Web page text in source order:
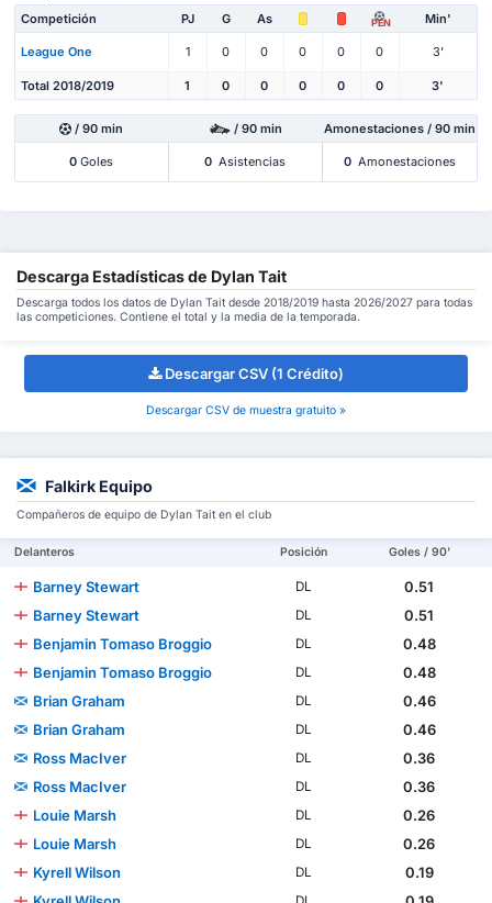
Competición PJ G As PEN Min'
League One 1 0 0 0 0 0 3'
Total 2018/2019 1 0 0 0 0 0 3'
/ 90 min / 90 min Amonestaciones / 90 min
0 Goles 0 Asistencias 0 Amonestaciones
Descarga Estadísticas de Dylan Tait
Descarga todos los datos de Dylan Tait desde 2018/2019 hasta 2026/2027 para todas
las competiciones. Contiene el total y la media de la temporada.
Descargar CSV (1 Crédito)
Descargar CSV de muestra gratuito »
Falkirk Equipo
Compañeros de equipo de Dylan Tait en el club
Delanteros Posición Goles / 90'
Barney Stewart DL
0.51
Barney Stewart
DL
0.51
Benjamin Tomaso Broggio
DL
0.48
Benjamin Tomaso Broggio
DL
0.48
Brian Graham
DL
0.46
Brian Graham
DL
0.46
Ross MacIver
DL
0.36
Ross MacIver
DL
0.36
Louie Marsh
DL
0.26
Louie Marsh
DL
0.26
Kyrell Wilson
DL
0.19